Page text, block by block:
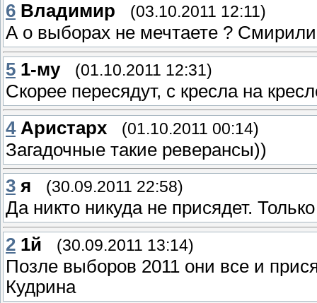
6 Владимир (03.10.2011 12:11)
А о выборах не мечтаете ?
5 1-му (01.10.2011 12:31)
Скорее пересядут, с кресла на
4 Аристарх (01.10.2011 00:14)
Загадочные такие реверансы))
3 я (30.09.2011 22:58)
Да никто никуда не присядет.
2 1й (30.09.2011 13:14)
Позле выборов 2011 они все и
Кудрина